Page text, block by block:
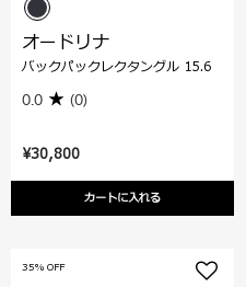
¥30,800
カートに入れる
オードリナ
バックパックレクタングル 15.6
0.0 (0)
35% OFF